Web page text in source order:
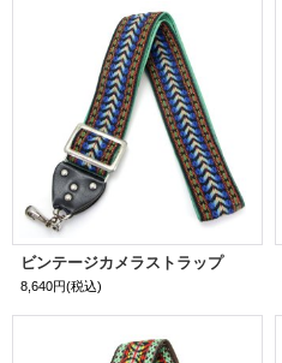
ビンテージカメラストラップ
8,640円(税込)